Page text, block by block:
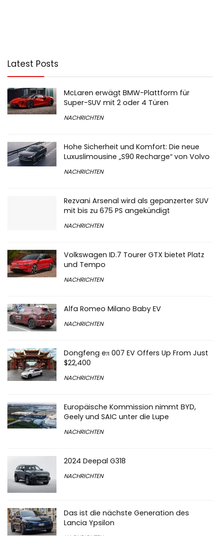
Latest Posts
McLaren erwägt BMW-Plattform für
Super-SUV mit 2 oder 4 Türen
NACHRICHTEN
Hohe Sicherheit und Komfort: Die neue
Luxuslimousine „S90 Recharge“ von Volvo
NACHRICHTEN
Rezvani Arsenal wird als gepanzerter SUV
mit bis zu 675 PS angekündigt
NACHRICHTEN
Volkswagen ID.7 Tourer GTX bietet Platz
und Tempo
NACHRICHTEN
Alfa Romeo Milano Baby EV
NACHRICHTEN
Dongfeng eπ 007 EV Offers Up From Just
$22,400
NACHRICHTEN
Europäische Kommission nimmt BYD,
Geely und SAIC unter die Lupe
NACHRICHTEN
2024 Deepal G318
NACHRICHTEN
Das ist die nächste Generation des
Lancia Ypsilon